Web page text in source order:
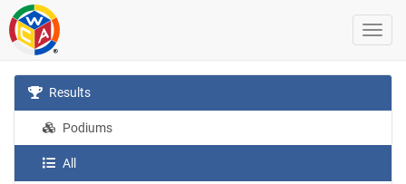
Results
Podiums
All